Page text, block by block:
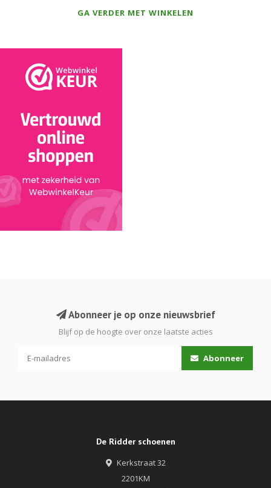
GA VERDER MET WINKELEN
Abonneer je op onze nieuwsbrief
Blijf op de hoogte over onze laatste acties
Abonneer
De Ridder schoenen
Kerkstraat 32
2201KM